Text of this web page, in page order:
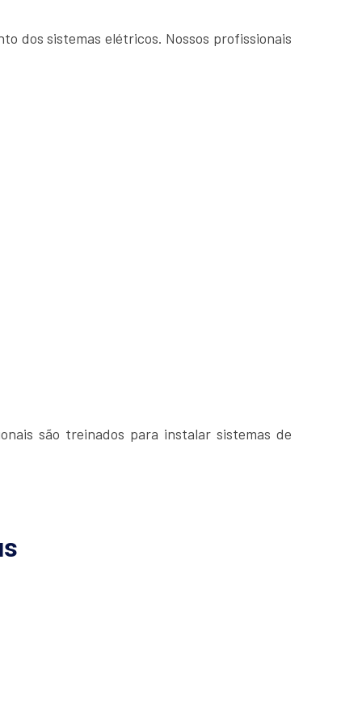
dos sistemas elétricos. Nossos profissionais
são treinados para instalar sistemas de